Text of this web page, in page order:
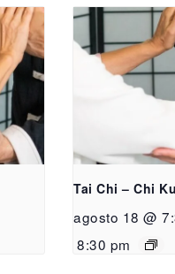
Tai Chi – Chi
agosto 18 @
8:30 pm